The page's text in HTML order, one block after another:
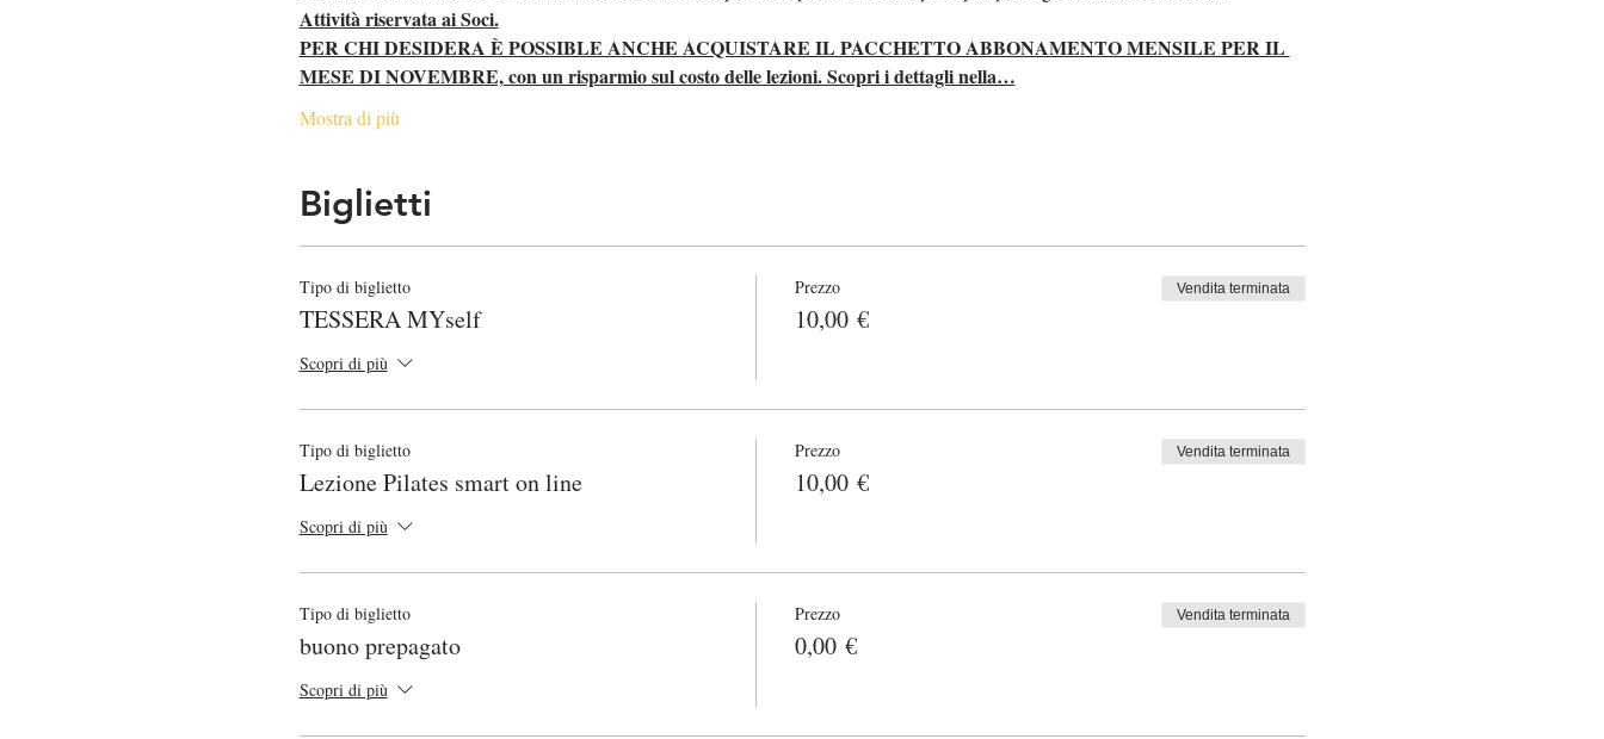
Attività riservata ai Soci.
PER CHI DESIDERA È POSSIBLE ANCHE ACQUISTARE IL PACCHETTO ABBONAMENTO MENSILE PER IL
MESE DI NOVEMBRE, con un risparmio sul costo delle lezioni. Scopri i dettagli nella…
Mostra di più
Biglietti
Tipo di biglietto
TESSERA MYself
Scopri di più
Prezzo
10,00 €
Vendita terminata
Tipo di biglietto
Lezione Pilates smart on line
Scopri di più
Prezzo
10,00 €
Vendita terminata
Tipo di biglietto
buono prepagato
Scopri di più
Prezzo
0,00 €
Vendita terminata